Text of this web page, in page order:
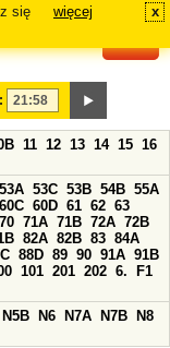
się
więcej x
11 12 13 14 15 16
53A 53C 53B 54B 55A
60C 60D 61 62 63
70 71A 71B 72A 72B
82A 82B 83 84A
88D 89 90 91A 91B
101 201 202 6.
F1
N5B N6 N7A N7B
N8